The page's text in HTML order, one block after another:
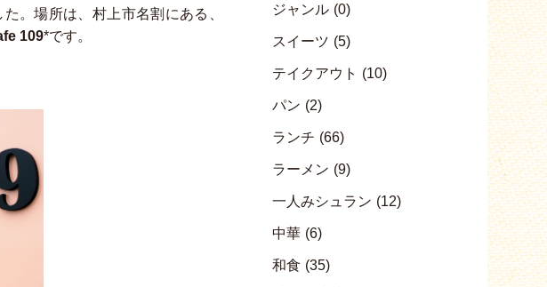
。場所は、村上市名割にある、
109*です。
ジャンル (0)
スイーツ (5)
テイクアウト (10)
パン (2)
ランチ (66)
ラーメン (9)
一人みシュラン (12)
中華 (6)
和食 (35)